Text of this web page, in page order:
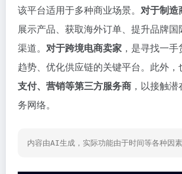
该平台适用于多种商业场景。 对于制造
展示产品、获取海外订单、提升品牌
渠道。 对于跨境电商卖家 ，是寻找一
趋势、优化供应链的关键平台。此外，
支付、营销等第三方服务商 ，以接触
务网络。
内容由AI生成，实际功能由于时间等各种因